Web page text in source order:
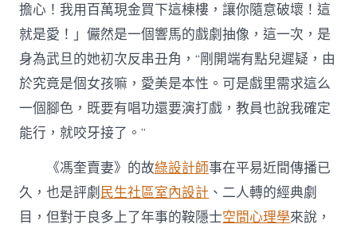
擔心！我用百萬現金買下這棟樓，讓你隨意破壞！這
就是愛！」儼然是一個響馬的戲劇抽像，這一次，是
身為武旦的她初次反串丑角，“剛開端有點兒遲疑，由
於究竟是個女孩嘛，愛美是本性。可是戲里需求這么
一個腳色，既要有唱功還要演打戲，教員也說我確定
能行，就咬牙接了。”
《馮奎賣妻》的故綠設計師事在平易近間傳播已
久，也是評劇民生社區室內設計 、二人轉的經典劇
目，但對于良多上了年事的鞍隱士空間心理學來說，